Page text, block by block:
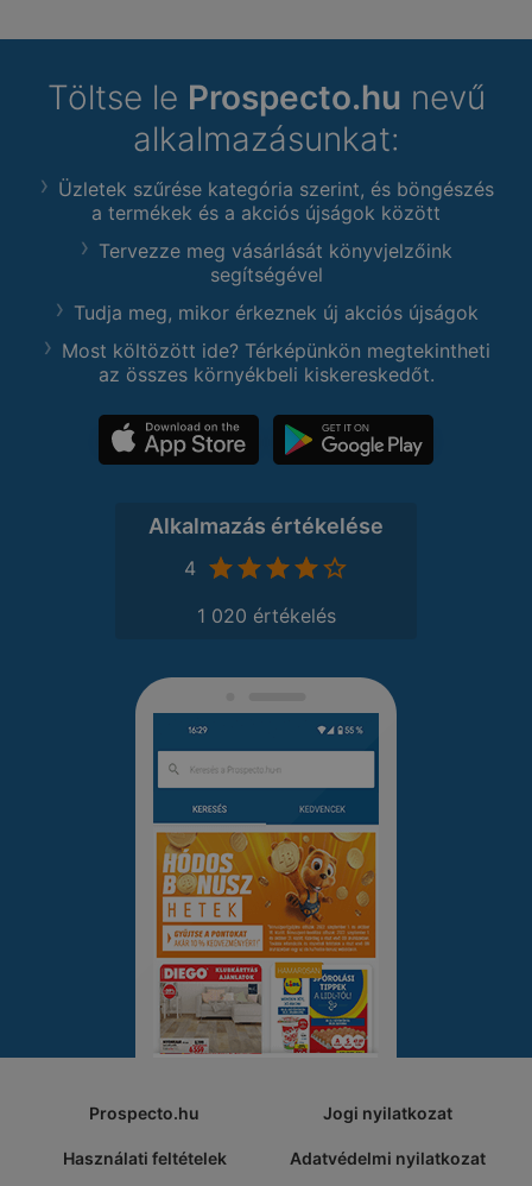
Töltse le Prospecto.hu nevű
alkalmazásunkat:
Üzletek szűrése kategória szerint, és böngészés
a termékek és a akciós újságok között
Tervezze meg vásárlását könyvjelzőink
segítségével
Tudja meg, mikor érkeznek új akciós újságok
Most költözött ide? Térképünkön megtekintheti
az összes környékbeli kiskereskedőt.
Alkalmazás értékelése
4
1 020 értékelés
Prospecto.hu Jogi nyilatkozat
Használati feltételek Adatvédelmi nyilatkozat